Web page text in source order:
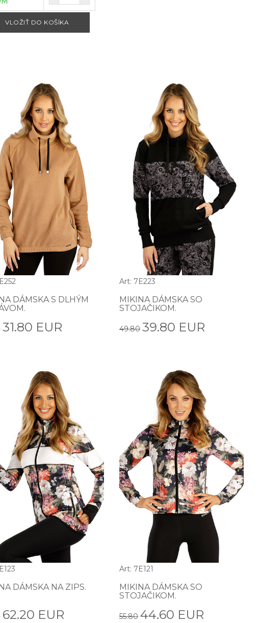
DÁMSKA S DLHÝM
31.80 EUR
Art: 7E223
MIKINA DÁMSKA SO
STOJAČIKOM.
49.80 39.80 EUR
DÁMSKA NA ZIPS.
62.20 EUR
Art: 7E121
MIKINA DÁMSKA SO
STOJAČIKOM.
55.80 44.60 EUR